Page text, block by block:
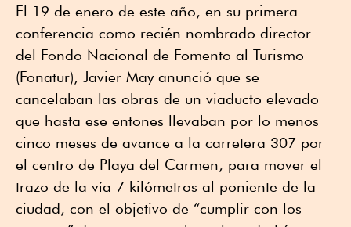
El 19 de enero de este año, en su primera
conferencia como recién nombrado director
del Fondo Nacional de Fomento al Turismo
(Fonatur), Javier May anunció que se
cancelaban las obras de un viaducto elevado
que hasta ese entones llevaban por lo menos
cinco meses de avance a la carretera 307 por
el centro de Playa del Carmen, para mover el
trazo de la vía 7 kilómetros al poniente de la
ciudad, con el objetivo de “cumplir con los